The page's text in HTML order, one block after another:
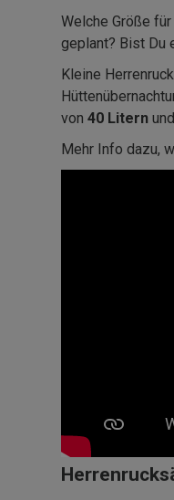
Welche Größe
geplant? Bist Du
Kleine
von 40 Litern
Mehr Info dazu,